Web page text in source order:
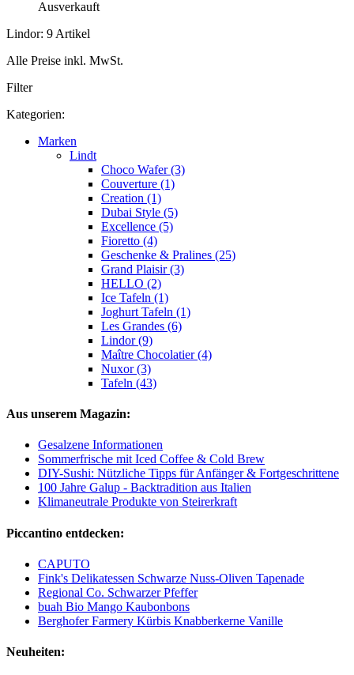
Ausverkauft
Lindor: 9 Artikel
Alle Preise inkl. MwSt.
Filter
Kategorien:
Marken
Lindt
Choco Wafer (3)
Couverture (1)
Creation (1)
Dubai Style (5)
Excellence (5)
Fioretto (4)
Geschenke & Pralines (25)
Grand Plaisir (3)
HELLO (2)
Ice Tafeln (1)
Joghurt Tafeln (1)
Les Grandes (6)
Lindor (9)
Maître Chocolatier (4)
Nuxor (3)
Tafeln (43)
Aus unserem Magazin:
Gesalzene Informationen
Sommerfrische mit Iced Coffee & Cold Brew
DIY-Sushi: Nützliche Tipps für Anfänger & Fortgeschrittene
100 Jahre Galup - Backtradition aus Italien
Klimaneutrale Produkte von Steirerkraft
Piccantino entdecken:
CAPUTO
Fink's Delikatessen Schwarze Nuss-Oliven Tapenade
Regional Co. Schwarzer Pfeffer
buah Bio Mango Kaubonbons
Berghofer Farmery Kürbis Knabberkerne Vanille
Neuheiten: